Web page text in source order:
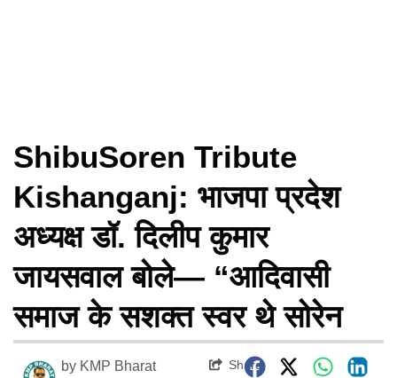
ShibuSoren Tribute
Kishanganj: भाजपा प्रदेश
अध्यक्ष डॉ. दिलीप कुमार
जायसवाल बोले— “आदिवासी
समाज के सशक्त स्वर थे सोरेन
by KMP Bharat
Share